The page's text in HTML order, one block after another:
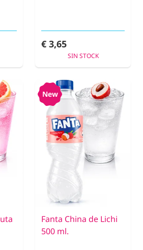
€ 3,65
SIN STOCK
New
Fanta China de Lichi
500 ml.